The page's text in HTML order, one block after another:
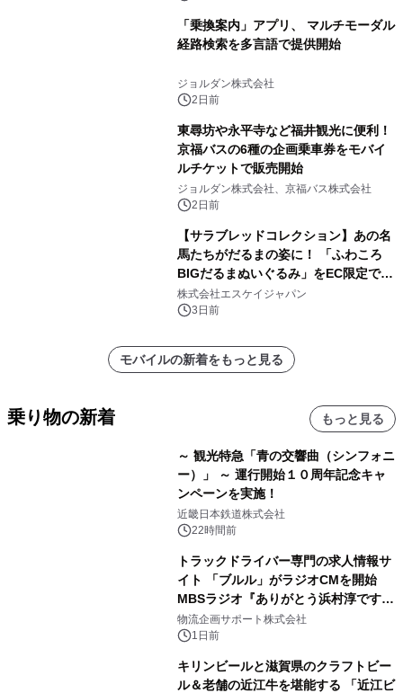
「乗換案内」アプリ、 マルチモーダル
経路検索を多言語で提供開始
ジョルダン株式会社
2日前
東尋坊や永平寺など福井観光に便利！
京福バスの6種の企画乗車券をモバイ
ルチケットで販売開始
ジョルダン株式会社、京福バス株式会社
2日前
【サラブレッドコレクション】あの名
馬たちがだるまの姿に！ 「ふわころ
BIGだるまぬいぐるみ」をEC限定で受
注販売開始
株式会社エスケイジャパン
3日前
モバイルの新着をもっと見る
乗り物の新着 もっと見る
～ 観光特急「青の交響曲（シンフォニ
ー）」 ～ 運行開始１０周年記念キャ
ンペーンを実施！
近畿日本鉄道株式会社
22時間前
トラックドライバー専門の求人情報サ
イト 「ブルル」がラジオCMを開始
MBSラジオ『ありがとう浜村淳です』
にて8月1日(土)より
物流企画サポート株式会社
1日前
キリンビールと滋賀県のクラフトビー
ル＆老舗の近江牛を堪能する 「近江ビ